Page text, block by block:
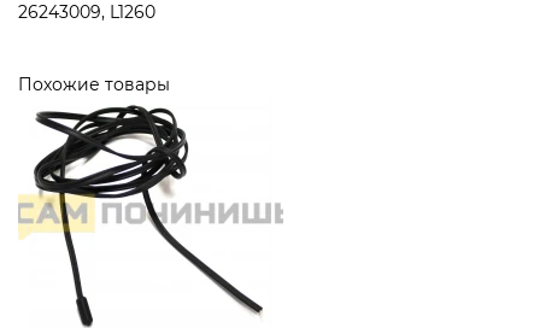
26243009, L1260
Похожие товары